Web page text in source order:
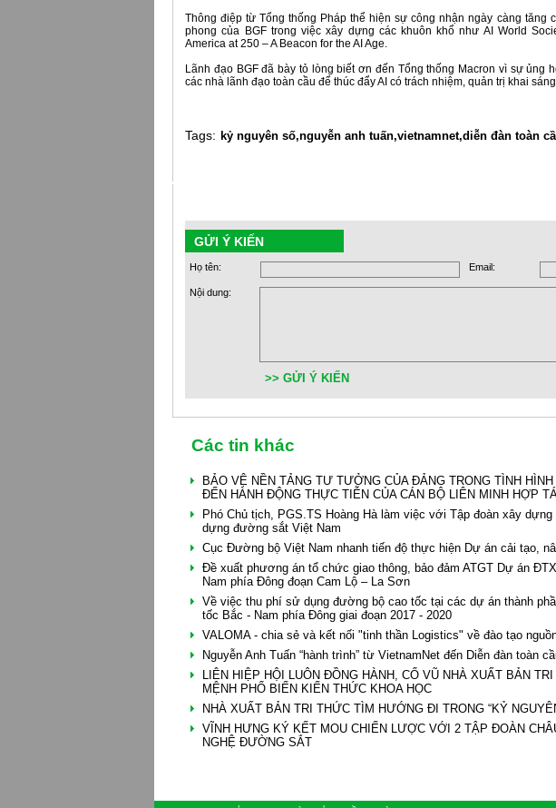
Thông điệp từ Tổng thống Pháp thể hiện sự công nhận ngày càng tăng
phong của BGF trong việc xây dựng các khuôn khổ như AI World
America at 250 – A Beacon for the AI Age.
Lãnh đạo BGF đã bày tỏ lòng biết ơn đến Tổng thống Macron vì sự ủng
các nhà lãnh đạo toàn cầu để thúc đẩy AI có trách nhiệm, quản trị khai
Tags: kỷ nguyên số,nguyễn anh tuấn,vietnamnet,diễn đàn toàn
GỬI Ý KIẾN
Họ tên: Email:
Nội dung:
>> GỬI Ý KIẾN
Các tin khác
BẢO VỆ NỀN TẢNG TƯ TƯỞNG CỦA ĐẢNG TRONG TÌNH
ĐẾN HÀNH ĐỘNG THỰC TIỄN CỦA CÁN BỘ LIÊN MINH HỢP
Phó Chủ tịch, PGS.TS Hoàng Hà làm việc với Tập đoàn xây
dựng đường sắt Việt Nam
Cục Đường bộ Việt Nam nhanh tiến độ thực hiện Dự án cải tạo,
Đề xuất phương án tổ chức giao thông, bảo đảm ATGT Dự án
Nam phía Đông đoạn Cam Lộ – La Sơn
Về việc thu phí sử dụng đường bộ cao tốc tại các dự án thành
tốc Bắc - Nam phía Đông giai đoạn 2017 - 2020
VALOMA - chia sẻ và kết nối "tinh thần Logistics" về đào tạo
Nguyễn Anh Tuấn “hành trình” từ VietnamNet đến Diễn đàn toàn
LIÊN HIỆP HỘI LUÔN ĐỒNG HÀNH, CỔ VŨ NHÀ XUẤT BẢN
MỆNH PHỔ BIẾN KIẾN THỨC KHOA HỌC
NHÀ XUẤT BẢN TRI THỨC TÌM HƯỚNG ĐI TRONG “KỶ
VĨNH HƯNG KÝ KẾT MOU CHIẾN LƯỢC VỚI 2 TẬP ĐOÀN
NGHỆ ĐƯỜNG SẮT